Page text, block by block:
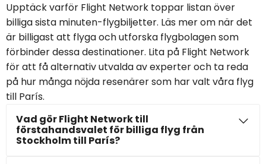
Upptäck varför Flight Network toppar listan över
billiga sista minuten-flygbiljetter. Läs mer om när det
är billigast att flyga och utforska flygbolagen som
förbinder dessa destinationer. Lita på Flight Network
för att få alternativ utvalda av experter och ta reda
på hur många nöjda resenärer som har valt våra flyg
till París.
Vad gör Flight Network till
förstahandsvalet för billiga flyg från
Stockholm till París?